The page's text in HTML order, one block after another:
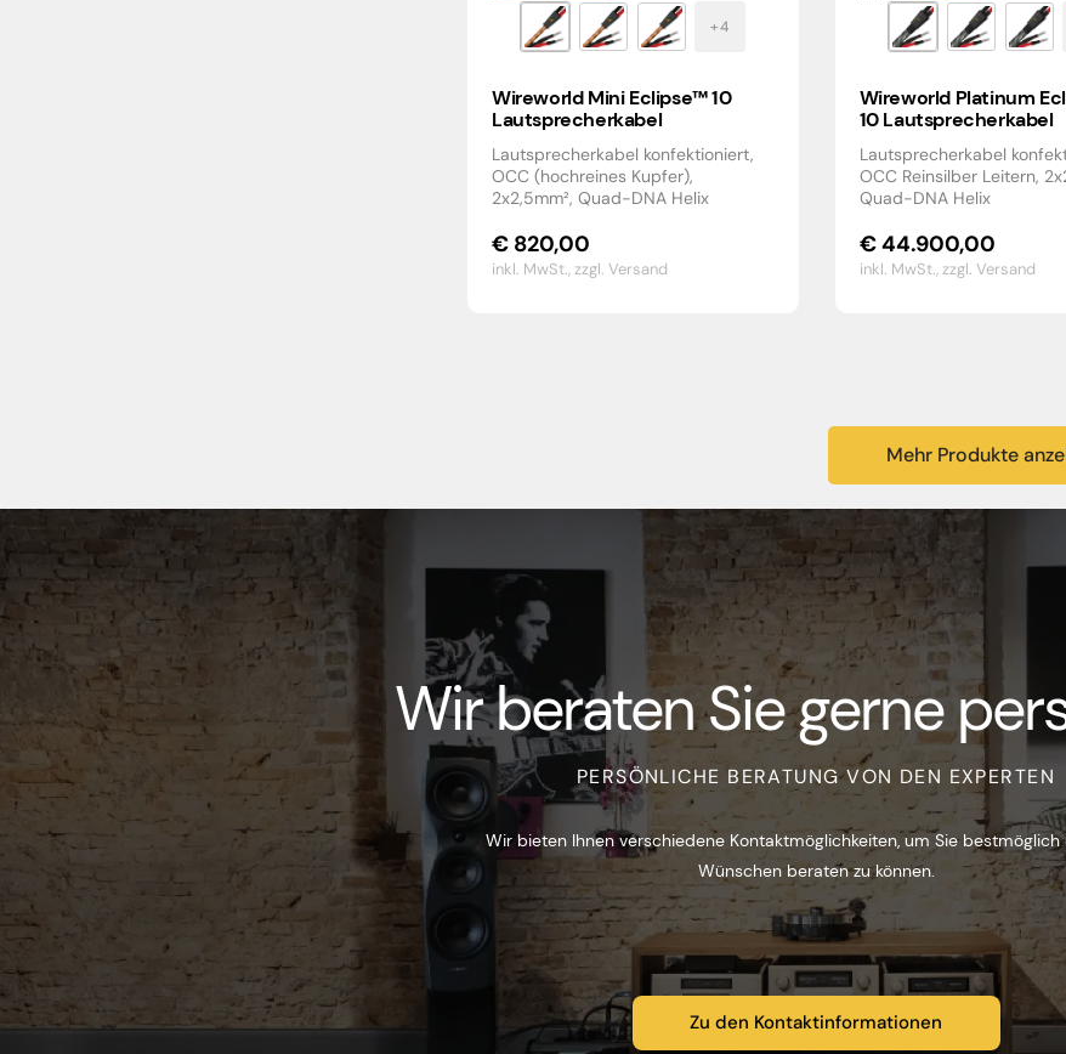
Wireworld Mini Eclipse™ 10
Lautsprecherkabel
Lautsprecherkabel konfektioniert,
OCC (hochreines Kupfer),
2x2,5mm², Quad-DNA Helix
€820,00
inkl. MwSt.,zzgl. Versand
Wireworld Platinum
10 Lautsprecherkabel
Lautsprecherkabel
OCC Reinsilber Leitern,
Quad-DNA Helix
€44.900,00
inkl. MwSt.,zzgl. Versand
Mehr Produkte
Wir beraten Sie gerne
PERSÖNLICHE BERATUNG VON DEN EXPERTEN
Wir bieten Ihnen verschiedene Kontaktmöglichkeiten, um Sie bestmöglich
Wünschen beraten zu können.
Zu den Kontaktinformationen